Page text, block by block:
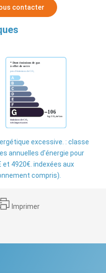
contacter
excessive. : classe
annuelles d'énergie pour
4920€. indexées aux
compris).
Imprimer